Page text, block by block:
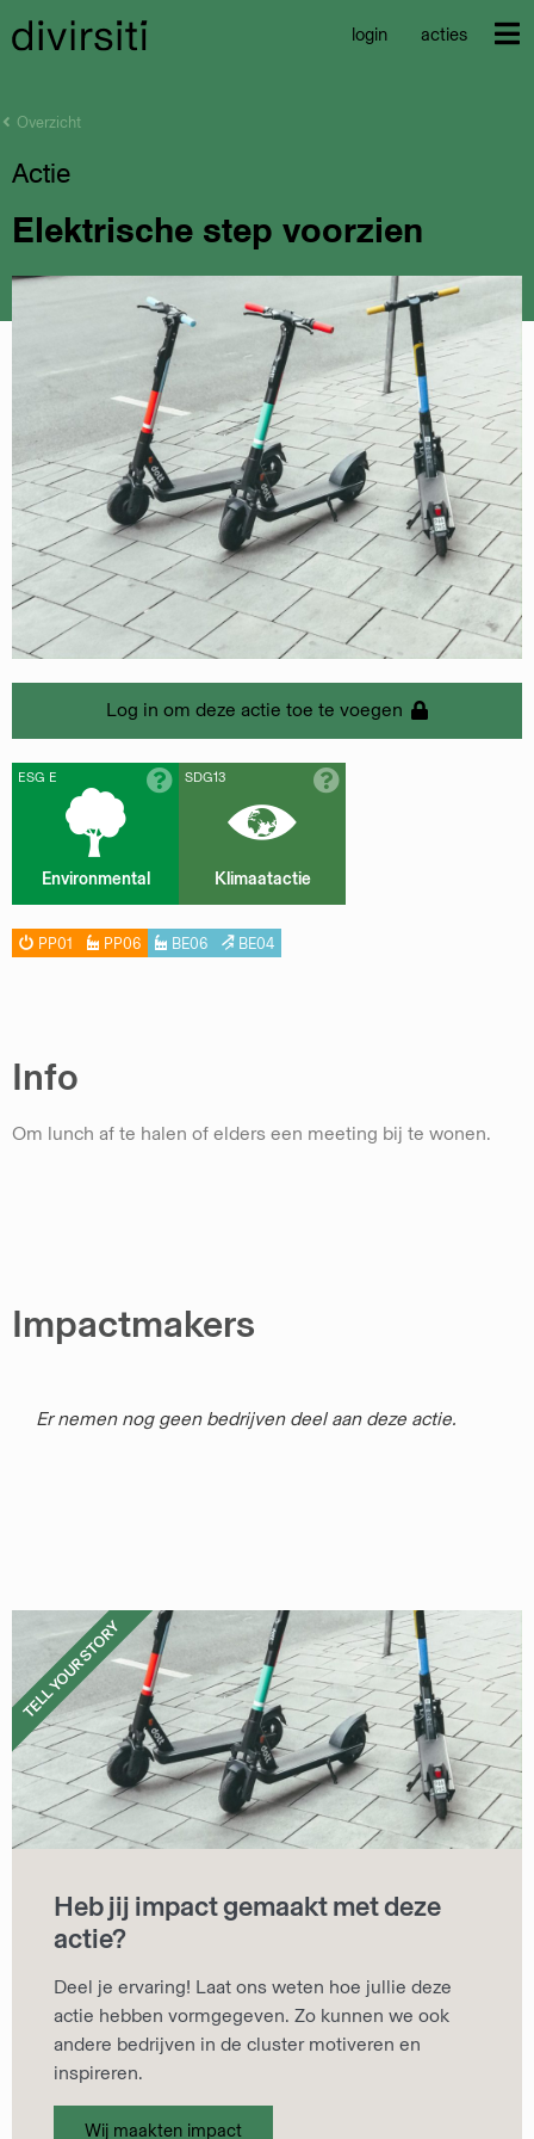
login acties
Overzicht
Actie
Elektrische step voorzien
ESG E
Environmental
SDG13
Klimaatactie
PP01 PP06 BE06 BE04
Log in om deze actie toe te voegen
Info
Om lunch af te halen of elders een meeting bij te wonen.
Impactmakers
Er nemen nog geen bedrijven deel aan deze actie.
Heb jij impact gemaakt met deze
actie?
Deel je ervaring! Laat ons weten hoe jullie deze
actie hebben vormgegeven. Zo kunnen we ook
andere bedrijven in de cluster motiveren en
inspireren.
Wij maakten impact
TELL YOUR STORY